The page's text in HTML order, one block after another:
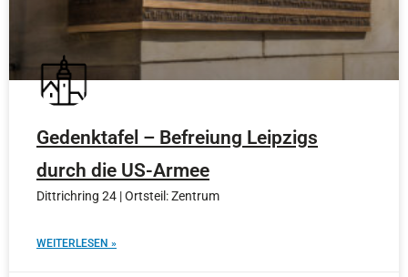
Gedenktafel – Befreiung Leipzigs
durch die US-Armee
Dittrichring 24 | Ortsteil: Zentrum
WEITERLESEN »